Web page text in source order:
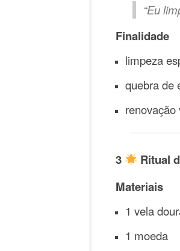
“Eu
Finalidade
limpeza
quebra de
renovação
3
Ritual
Materiais
1 vela
1 moeda